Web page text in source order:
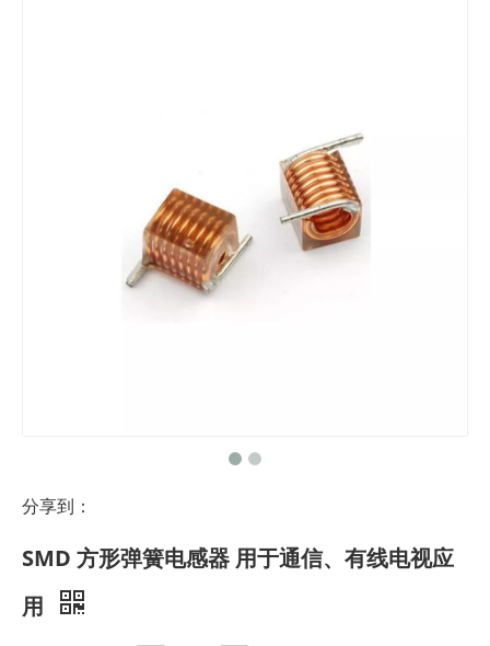
分享到：
SMD 方形弹簧电感器 用于通信、有线电视应
用